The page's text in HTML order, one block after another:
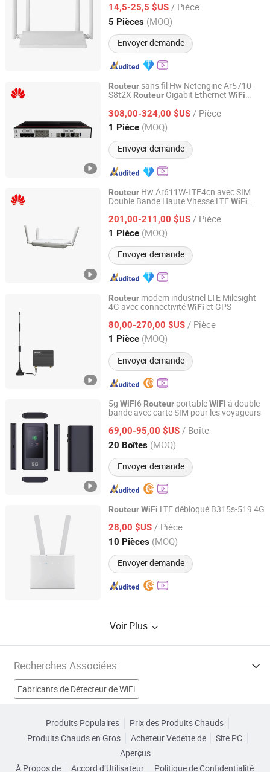
14,5-25,5 $US / Pièce
5 Pièces (MOQ)
Envoyer demande
Depuis 2009
Routeursans fil Hw Netengine Ar5710-
S8t2X Routeur Gigabit Ethernet WiFi
308,00-324,00 $US / Pièce
1 Pièce (MOQ)
Envoyer demande
Shanghai Lianmai Tongchuang Technology Co., Ltd.
Shanghai, China Depuis 2025
Routeur Hw Ar611W-LTE4cn avec SIM
Double Bande Haute Vitesse LTEWiFi
201,00-211,00 $US / Pièce
1 Pièce (MOQ)
Envoyer demande
Shanghai Lianmai Tongchuang Technology Co., Ltd.
Shanghai, China Depuis 2025
Routeur modem industriel LTE Milesight
4G avec connectivitéWiFi et GPS
80,00-270,00 $US / Pièce
1 Pièce (MOQ)
Envoyer demande
Nantong Super Intelligence Technology Co., Ltd
Depuis 2025
5g WiFi6 Routeur portableWiFi à double
bande avec carte SIM pour les voyageurs
69,00-95,00 $US / Boîte
20 Boîtes (MOQ)
Envoyer demande
Shenzhen Shuotian Information Technology Co., Ltd.
Guangdong, China Depuis 2025
RouteurWiFi LTE débloqué B315s-519 4G
28,00 $US / Pièce
10 Pièces (MOQ)
Envoyer demande
Tian Yi Technology (Shen Zhen) Company Limited
Guangdong, China Depuis 2020
Voir Plus
Recherches Associées
Fabricants de Détecteur de WiFi
Fabricants de Routeur Wifi mobile
Produits Populaires
Prix des Produits Chauds
Produits Chauds en Gros
Acheteur Vedette de
Site PC
Aperçus
À Propos de
Accord d’Utilisateur Politique de Confidentialité